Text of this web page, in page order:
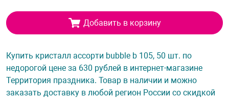
Добавить в корзину
Купить кристалл ассорти bubble b 105, 50 шт. по
недорогой цене за 630 рублей в интернет-магазине
Территория праздника. Товар в наличии и можно
заказать доставку в любой регион России со скидкой